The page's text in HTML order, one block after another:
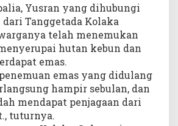
Yusran yang dihubungi
Tanggetada Kolaka
telah menemukan
hutan kebun dan
emas.
emas yang didulang
hampir sebulan, dan
mendapat penjagaan dari
tuturnya.